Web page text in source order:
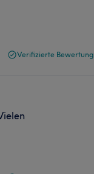
Verifizierte Bewertung